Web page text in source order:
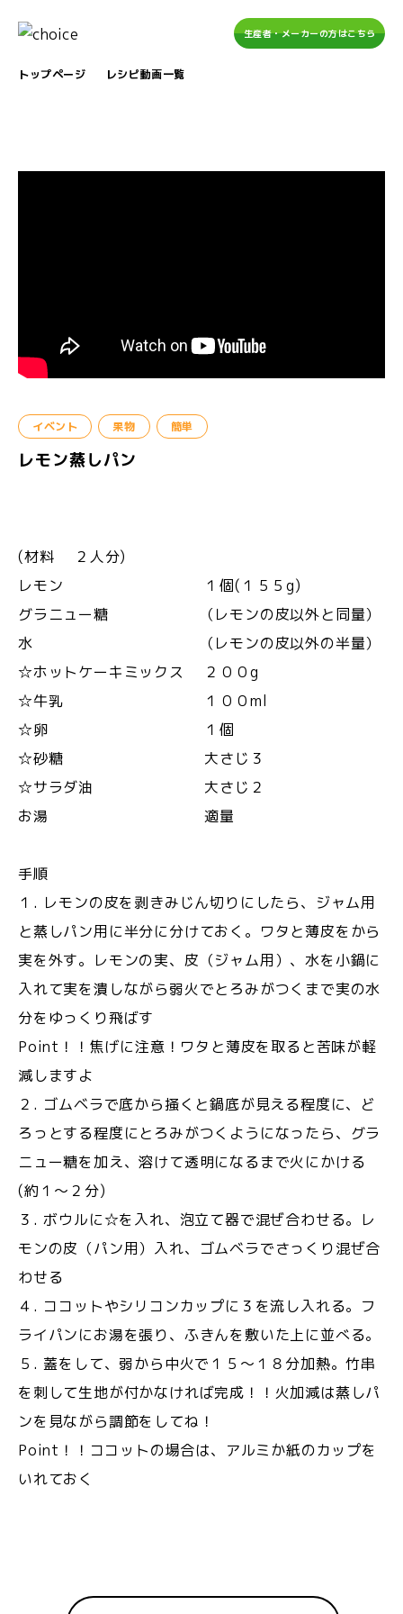
トップページ レシピ動画一覧
生産者・メーカーの方はこちら
イベント 果物 簡単
レモン蒸しパン
(材料 ２人分)
レモン １個(１５５g)
グラニュー糖 （レモンの皮以外と同量）
水 （レモンの皮以外の半量）
☆ホットケーキミックス ２００g
☆牛乳 １００ml
☆卵 １個
☆砂糖 大さじ３
☆サラダ油 大さじ２
お湯 適量
手順
１. レモンの皮を剥きみじん切りにしたら、ジャム用
と蒸しパン用に半分に分けておく。ワタと薄皮をから
実を外す。レモンの実、皮（ジャム用）、水を小鍋に
入れて実を潰しながら弱火でとろみがつくまで実の水
分をゆっくり飛ばす
Point！！焦げに注意！ワタと薄皮を取ると苦味が軽
減しますよ
２. ゴムベラで底から掻くと鍋底が見える程度に、ど
ろっとする程度にとろみがつくようになったら、グラ
ニュー糖を加え、溶けて透明になるまで火にかける
(約１～２分)
３. ボウルに☆を入れ、泡立て器で混ぜ合わせる。レ
モンの皮（パン用）入れ、ゴムベラでさっくり混ぜ合
わせる
４. ココットやシリコンカップに３を流し入れる。フ
ライパンにお湯を張り、ふきんを敷いた上に並べる。
５. 蓋をして、弱から中火で１５〜１８分加熱。竹串
を刺して生地が付かなければ完成！！火加減は蒸しパ
ンを見ながら調節をしてね！
Point！！ココットの場合は、アルミか紙のカップを
いれておく